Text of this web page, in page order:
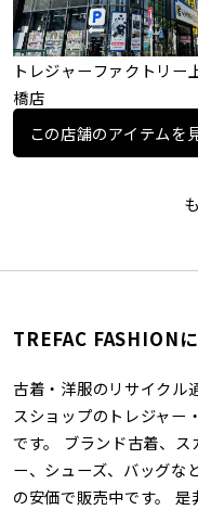
トレジャーファクトリー
橋店
この店舗のアイテムを
TREFAC FASHION
古着・洋服のリサイクル
スショップのトレジャー
です。 ブランド古着、
ー、シューズ、バッグな
の安価で販売中です。